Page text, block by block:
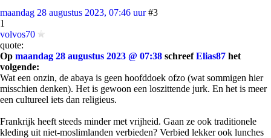
maandag 28 augustus 2023, 07:46 uur #3
1
volvos70
quote:
Op maandag 28 augustus 2023 @ 07:38 schreefElias87 het
volgende:
Wat een onzin, de abaya is geen hoofddoek ofzo (wat sommigen hier
misschien denken). Het is gewoon een loszittende jurk. En het is meer
een cultureel iets dan religieus.
Frankrijk heeft steeds minder met vrijheid. Gaan ze ook traditionele
kleding uit niet-moslimlanden verbieden? Verbied lekker ook lunches